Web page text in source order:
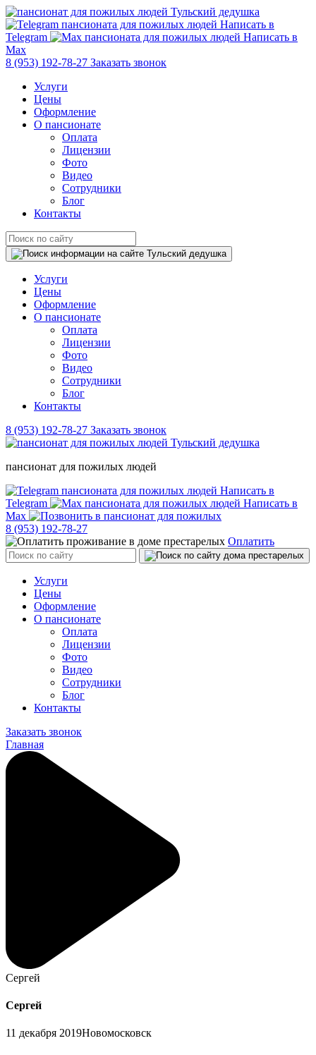
Написать в
Telegram
Написать в
Max
8 (953) 192-78-27 Заказать звонок
Услуги
Цены
Оформление
О пансионате
Оплата
Лицензии
Фото
Видео
Сотрудники
Блог
Контакты
Услуги
Цены
Оформление
О пансионате
Оплата
Лицензии
Фото
Видео
Сотрудники
Блог
Контакты
8 (953) 192-78-27 Заказать звонок
пансионат для пожилых людей
Написать в
Telegram
Написать в
Max
8 (953) 192-78-27
Оплатить
Услуги
Цены
Оформление
О пансионате
Оплата
Лицензии
Фото
Видео
Сотрудники
Блог
Контакты
Заказать звонок
Главная
Сергей
Сергей
11 декабря 2019Новомосковск